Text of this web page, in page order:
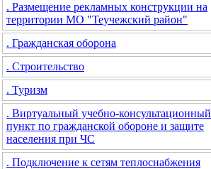
. Размещение рекламных конструкции на
территории МО "Теучежский район"
. Гражданская оборона
. Строительство
. Туризм
. Виртуальный учебно-консультационный
пункт по гражданской обороне и защите
населения при ЧС
. Подключение к сетям теплоснабжения